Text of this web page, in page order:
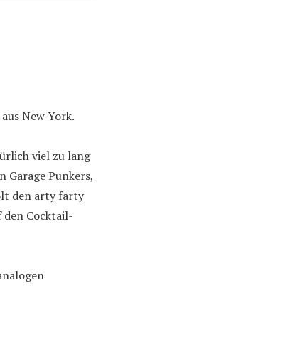
New York.
viel zu lang
Garage Punkers,
den arty farty
den Cocktail-